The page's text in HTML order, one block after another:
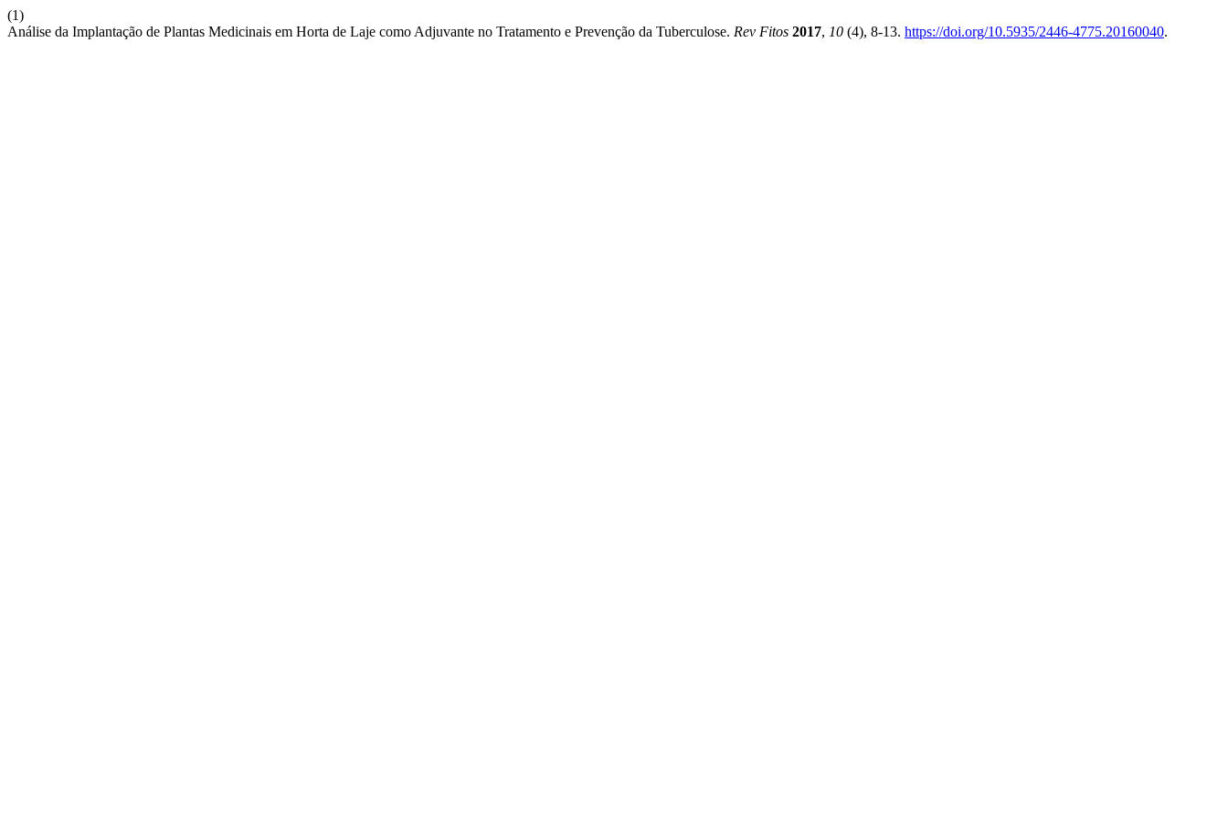
(1)
Análise da Implantação de Plantas Medicinais em Horta de Laje como Adjuvante no Tratamento e Prevenção da Tuberculose. Rev Fitos 2017, 10 (4), 8-13. https://doi.org/10.5935/2446-4775.20160040.